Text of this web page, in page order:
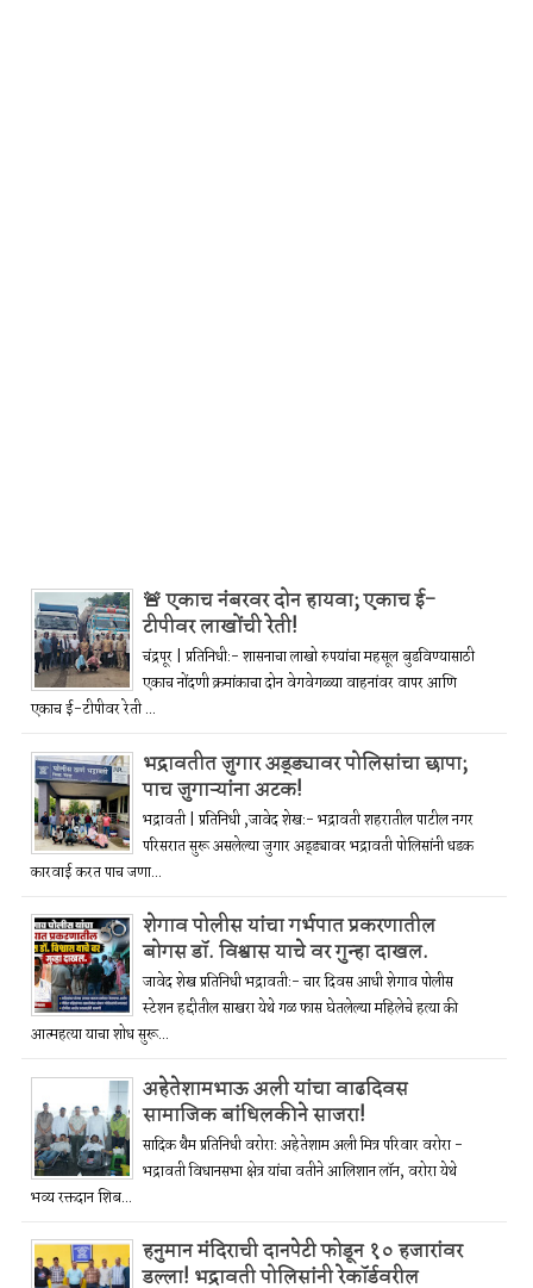
🚨 एकाच नंबरवर दोन हायवा; एकाच ई-
टीपीवर लाखोंची रेती!
चंद्रपूर | प्रतिनिधी:- शासनाचा लाखो रुपयांचा महसूल बुडविण्यासाठी
एकाच नोंदणी क्रमांकाचा दोन वेगवेगळ्या वाहनांवर वापर आणि
एकाच ई-टीपीवर रेती ...
भद्रावतीत जुगार अड्ड्यावर पोलिसांचा छापा;
पाच जुगाऱ्यांना अटक!
भद्रावती | प्रतिनिधी ,जावेद शेख:- भद्रावती शहरातील पाटील नगर
परिसरात सुरू असलेल्या जुगार अड्ड्यावर भद्रावती पोलिसांनी धडक
कारवाई करत पाच जणा...
शेगाव पोलीस यांचा गर्भपात प्रकरणातील
बोगस डॉ. विश्वास याचे वर गुन्हा दाखल.
जावेद शेख प्रतिनिधी भद्रावती:- चार दिवस आधी शेगाव पोलीस
स्टेशन हद्दीतील साखरा येथे गळ फास घेतलेल्या महिलेचे हत्या की
आत्महत्या याचा शोध सुरू...
अहेतेशामभाऊ अली यांचा वाढदिवस
सामाजिक बांधिलकीने साजरा!
सादिक थैम प्रतिनिधी वरोरा: अहेतेशाम अली मित्र परिवार वरोरा -
भद्रावती विधानसभा क्षेत्र यांचा वतीने आलिशान लॉन, वरोरा येथे
भव्य रक्तदान शिब...
हनुमान मंदिराची दानपेटी फोडून १० हजारांवर
डल्ला! भद्रावती पोलिसांनी रेकॉर्डवरील